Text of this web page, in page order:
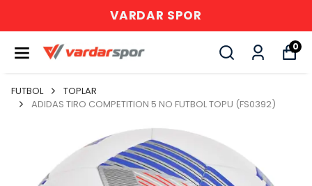
VARDAR SPOR
0
FUTBOL
TOPLAR
ADIDAS TIRO COMPETITION 5 NO FUTBOL TOPU (FS0392)